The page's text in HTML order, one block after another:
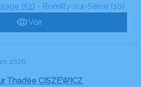
(51) - Romilly-sur-Seine (10)
Voir
2026
Thadée CISZEWICZ